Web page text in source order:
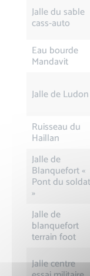
Jalle du sable
cass-auto
Eau bourde
Mandavit
Jalle de Ludon
Ruisseau du
Haillan
Jalle de
Blanquefort «
Pont du soldat
»
Jalle de
blanquefort
terrain foot
Jalle centre